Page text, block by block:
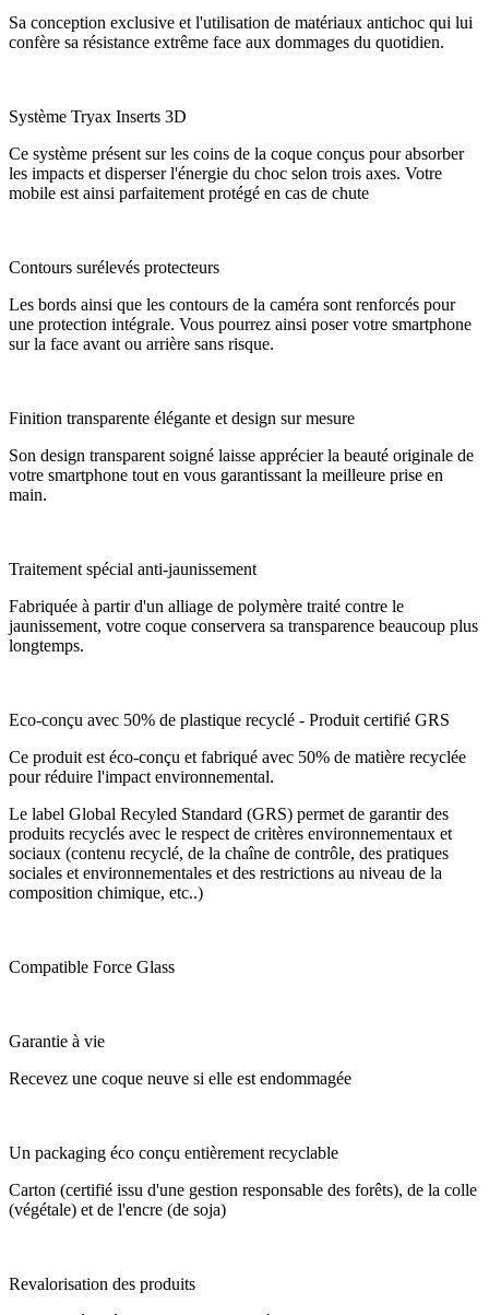
Sa conception exclusive et l'utilisation de matériaux antichoc qui lui
confère sa résistance extrême face aux dommages du quotidien.
Système Tryax Inserts 3D
Ce système présent sur les coins de la coque conçus pour absorber
les impacts et disperser l'énergie du choc selon trois axes. Votre
mobile est ainsi parfaitement protégé en cas de chute
Contours surélevés protecteurs
Les bords ainsi que les contours de la caméra sont renforcés pour
une protection intégrale. Vous pourrez ainsi poser votre smartphone
sur la face avant ou arrière sans risque.
Finition transparente élégante et design sur mesure
Son design transparent soigné laisse apprécier la beauté originale de
votre smartphone tout en vous garantissant la meilleure prise en
main.
Traitement spécial anti-jaunissement
Fabriquée à partir d'un alliage de polymère traité contre le
jaunissement, votre coque conservera sa transparence beaucoup plus
longtemps.
Eco-conçu avec 50% de plastique recyclé - Produit certifié GRS
Ce produit est éco-conçu et fabriqué avec 50% de matière recyclée
pour réduire l'impact environnemental.
Le label Global Recyled Standard (GRS) permet de garantir des
produits recyclés avec le respect de critères environnementaux et
sociaux (contenu recyclé, de la chaîne de contrôle, des pratiques
sociales et environnementales et des restrictions au niveau de la
composition chimique, etc..)
Compatible Force Glass
Garantie à vie
Recevez une coque neuve si elle est endommagée
Un packaging éco conçu entièrement recyclable
Carton (certifié issu d'une gestion responsable des forêts), de la colle
(végétale) et de l'encre (de soja)
Revalorisation des produits